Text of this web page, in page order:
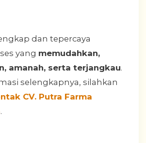
dan tepercaya
yang memudahkan,
amanah, serta terjangkau.
selengkapnya, silahkan
CV. Putra Farma
.